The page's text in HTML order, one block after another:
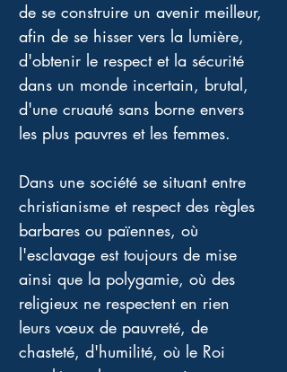
de se construire un avenir meilleur,
afin de se hisser vers la lumière,
d'obtenir le respect et la sécurité
dans un monde incertain, brutal,
d'une cruauté sans borne envers
les plus pauvres et les femmes.
Dans une société se situant entre
christianisme et respect des règles
barbares ou païennes, où
l'esclavage est toujours de mise
ainsi que la polygamie, où des
religieux ne respectent en rien
leurs vœux de pauvreté, de
chasteté, d'humilité, où le Roi